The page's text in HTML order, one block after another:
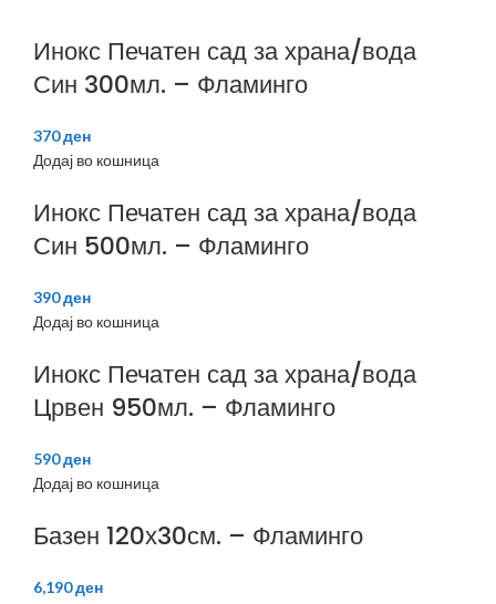
Инокс Печатен сад за храна/вода
Син 300мл. – Фламинго
370ден
Додај во кошница
Инокс Печатен сад за храна/вода
Син 500мл. – Фламинго
390ден
Додај во кошница
Инокс Печатен сад за храна/вода
Црвен 950мл. – Фламинго
590ден
Додај во кошница
Базен 120х30см. – Фламинго
6,190ден